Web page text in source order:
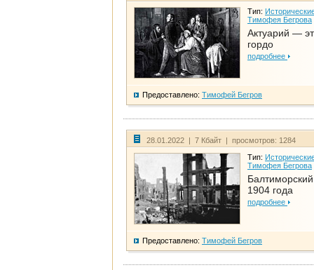
Тип:
Тимофея Бегрова
Актуарий —
гордо
подробнее
Предоставлено: Тимофей Бегров
28.01.2022 | 7 Кбайт | просмотров: 1284
Тип:
Тимофея Бегрова
1904 года
подробнее
Предоставлено: Тимофей Бегров